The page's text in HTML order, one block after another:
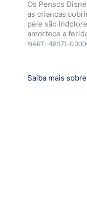
Os Pensos
as crianças
pele são
amortece a
NART: 48371-
Saiba mais